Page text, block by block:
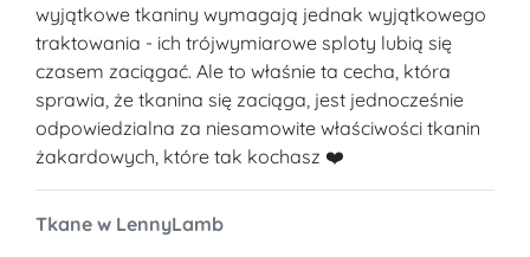
wyjątkowe tkaniny wymagają jednak wyjątkowego
traktowania - ich trójwymiarowe sploty lubią się
czasem zaciągać. Ale to właśnie ta cecha, która
sprawia, że tkanina się zaciąga, jest jednocześnie
odpowiedzialna za niesamowite właściwości tkanin
żakardowych, które tak kochasz ❤️
Tkane w LennyLamb